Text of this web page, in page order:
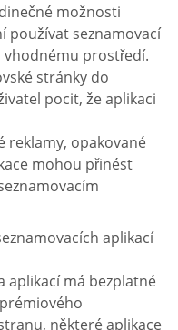
možnosti
používat seznamovací
vhodnému prostředí.
stránky do
pocit, že aplikaci
reklamy, opakované
mohou přinést
aplikací
aplikací má bezplatné
některé aplikace